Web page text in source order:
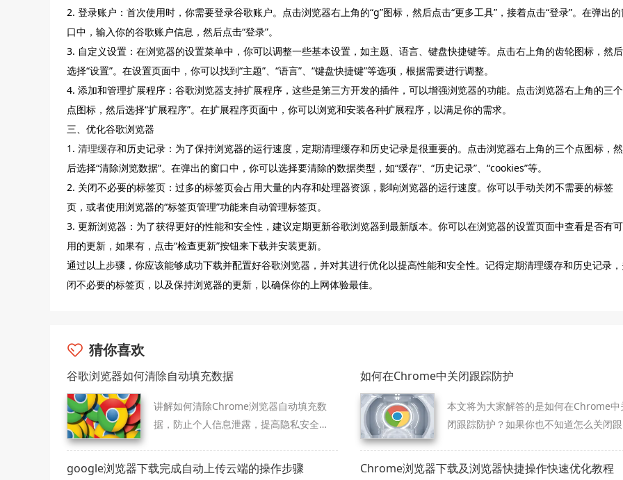
2. 登录账户：首次使用时，你需要登录谷歌账户。点击浏览器右上角的“g”图标，然后点击“更多工具”，接着点击“登录”。在弹出
口中，输入你的谷歌账户信息，然后点击“登录”。
3. 自定义设置：在浏览器的设置菜单中，你可以调整一些基本设置，如主题、语言、键盘快捷键等。点击右上角的齿轮图标，然后
选择“设置”。在设置页面中，你可以找到“主题”、“语言”、“键盘快捷键”等选项，根据需要进行调整。
4. 添加和管理扩展程序：谷歌浏览器支持扩展程序，这些是第三方开发的插件，可以增强浏览器的功能。点击浏览器右上角的三个
点图标，然后选择“扩展程序”。在扩展程序页面中，你可以浏览和安装各种扩展程序，以满足你的需求。
三、优化谷歌浏览器
1. 清理缓存和历史记录：为了保持浏览器的运行速度，定期清理缓存和历史记录是很重要的。点击浏览器右上角的三个点图标，然
后选择“清除浏览数据”。在弹出的窗口中，你可以选择要清除的数据类型，如“缓存”、“历史记录”、“cookies”等。
2. 关闭不必要的标签页：过多的标签页会占用大量的内存和处理器资源，影响浏览器的运行速度。你可以手动关闭不需要的标签
页，或者使用浏览器的“标签页管理”功能来自动管理标签页。
3. 更新浏览器：为了获得更好的性能和安全性，建议定期更新谷歌浏览器到最新版本。你可以在浏览器的设置页面中查看是否有可
用的更新，如果有，点击“检查更新”按钮来下载并安装更新。
通过以上步骤，你应该能够成功下载并配置好谷歌浏览器，并对其进行优化以提高性能和安全性。记得定期清理缓存和历史记录
闭不必要的标签页，以及保持浏览器的更新，以确保你的上网体验最佳。
猜你喜欢
谷歌浏览器如何清除自动填充数据
讲解如何清除Chrome浏览器自动填充数
据，防止个人信息泄露，提高隐私安全
如何在Chrome中关闭跟踪防护
本文将为大家解答的是如何在Chrome中
闭跟踪防护？如果你也不知道怎么关闭跟
google浏览器下载完成自动上传云端的操作步骤 Chrome浏览器下载及浏览器快捷操作快速优化教程